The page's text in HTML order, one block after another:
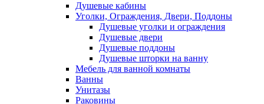
Душевые кабины
Уголки, Ограждения, Двери, Поддоны
Душевые уголки и ограждения
Душевые двери
Душевые поддоны
Душевые шторки на ванну
Мебель для ванной комнаты
Ванны
Унитазы
Раковины